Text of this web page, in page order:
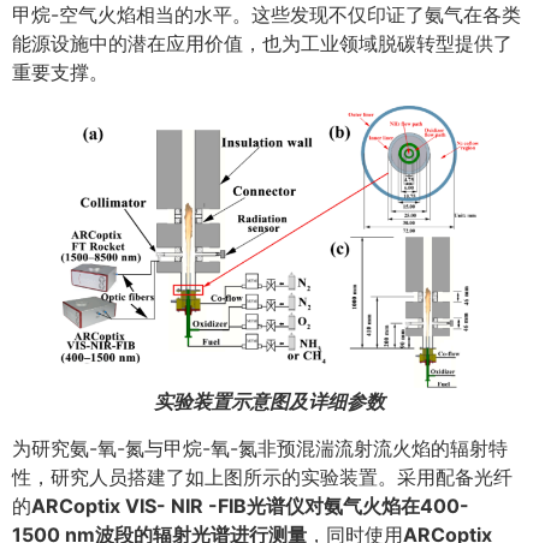
甲烷-空气火焰相当的水平。这些发现不仅印证了氨气在各类
能源设施中的潜在应用价值，也为工业领域脱碳转型提供了
重要支撑。
实验装置示意图及详细参数
为研究氨-氧-氮与甲烷-氧-氮非预混湍流射流火焰的辐射特
性，研究人员搭建了如上图所示的实验装置。采用配备光纤
的ARCoptix VIS- NIR -FIB光谱仪对氨气火焰在400-
1500 nm波段的辐射光谱进行测量 ，同时使用ARCoptix